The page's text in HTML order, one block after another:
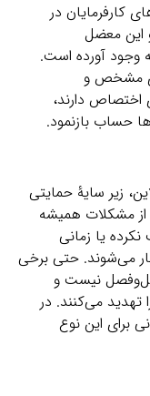
کارفرمایان در
این معضل
وجود آورده است.
مشخص و
اختصاص دارند،
حساب بازنمود.
زیر سایۀ حمایتی
از مشکلات همیشه
نکرده یا زمانی
می‌شوند. حتی برخی
نیست و
تهدید می‌کنند. در
برای این نوع